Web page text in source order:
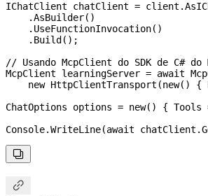
IChatClient chatClient = client .
    .
AsBuilder()
    .
UseFunctionInvocation()
    .
Build ();
// Usando McpClient do SDK de C# do
McpClient learningServer = await
    new
HttpClientTransport (new() {
ChatOptions options = new() { Tools
Console.WriteLine(await chatClient .

